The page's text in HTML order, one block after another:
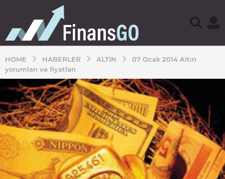
HOME HABERLER ALTIN
07 Ocak 2014 Altın
yorumları ve fiyatları